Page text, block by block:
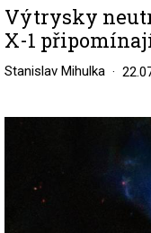
Výtrysky
X-1
Stanislav Mihulka